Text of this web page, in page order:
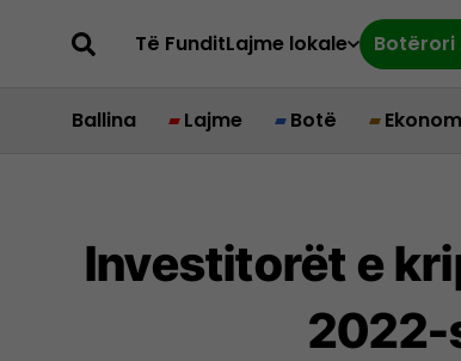
Të FunditLajme lokale Botërori
Ballina Lajme Botë
Investitorët e
2022-